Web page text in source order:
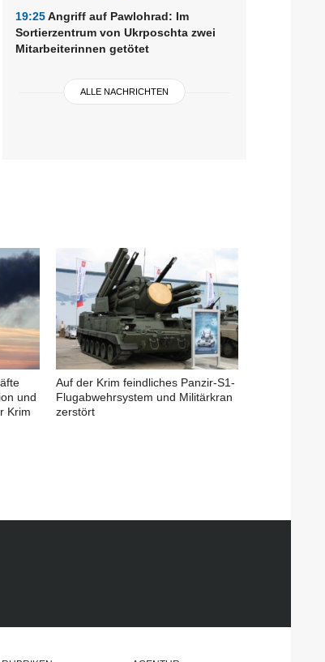
19:25Angriff auf Pawlohrad: Im
Sortierzentrum von Ukrposchta zwei
Mitarbeiterinnen getötet
ALLE NACHRICHTEN
und
Krim
Auf der Krim feindliches Panzir-S1-
Flugabwehrsystem und Militärkran
zerstört